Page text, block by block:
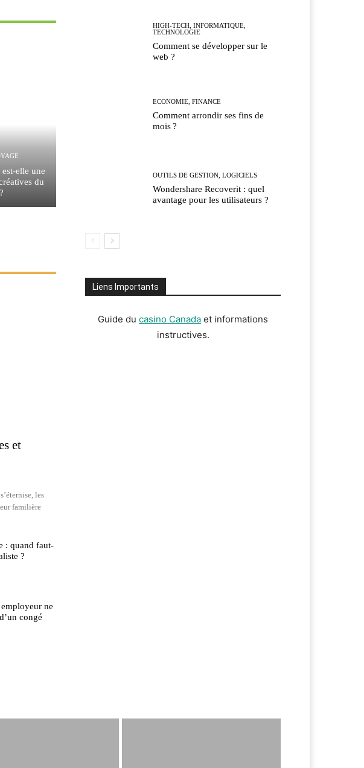
elle une
du
et
les
familière
: quand faut-
?
ne
congé
HIGH-TECH, INFORMATIQUE,
TECHNOLOGIE
Comment se développer sur le
web ?
ECONOMIE, FINANCE
Comment arrondir ses fins de
mois ?
OUTILS DE GESTION, LOGICIELS
Wondershare Recoverit : quel
avantage pour les utilisateurs ?
Liens Importants
Guide du casino Canada et informations
instructives.